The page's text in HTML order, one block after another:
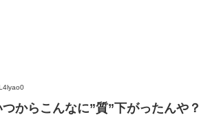
からこんなに”質”下がったんや？